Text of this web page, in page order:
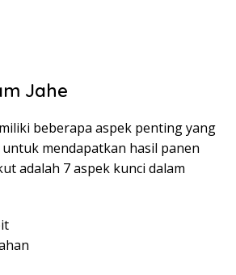
Jahe
beberapa aspek penting yang
mendapatkan hasil panen
adalah 7 aspek kunci dalam